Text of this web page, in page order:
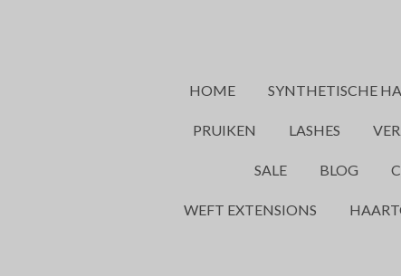
HOME SYNTHETISCHE
PRUIKEN LASHES
SALE BLOG
WEFT EXTENSIONS